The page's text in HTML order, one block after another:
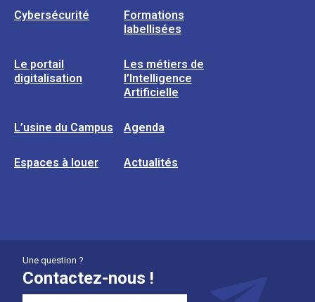
Cybersécurité
Formations
labellisées
Le portail
digitalisation
Les métiers de
l’Intelligence
Artificielle
L’usine du Campus Agenda
Espaces à louer Actualités
Une question ?
Contactez-nous !